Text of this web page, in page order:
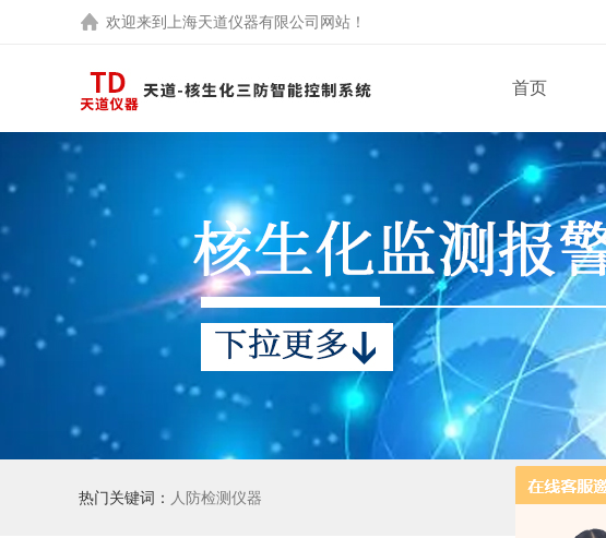
欢迎来到 上海天道仪器有限公司 网站！
首页
热门关键词： 人防检测仪器